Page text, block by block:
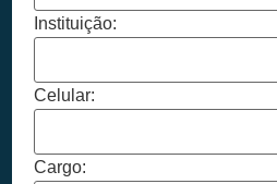
Instituição:
Celular:
Cargo: